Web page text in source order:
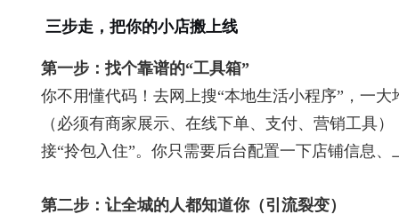
三步走，把你的小店搬上线
第一步：找个靠谱的“工具箱”
你不用懂代码！去网上搜“本地生活小程序”，一
（必须有商家展示、在线下单、支付、营销工具
接“拎包入住”。你只需要后台配置一下店铺信息
第二步：让全城的人都知道你（引流裂变）